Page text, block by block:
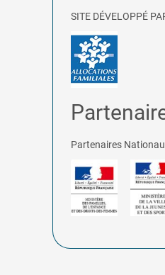
SITE DÉVELOPPÉ
Partenaires